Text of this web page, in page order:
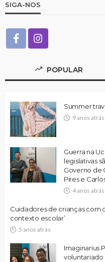
SIGA-NOS
POPULAR
Summer
9 anos atrás
Guerra na
legislativas
Governo de
Pires e
4 anos atrás
Cuidadores de crianças com
contexto escolar’
5 anos atrás
Imaginarius
voluntariado